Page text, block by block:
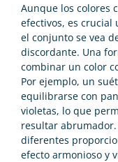
Aunque los colores
efectivos, es
el conjunto se vea
discordante. Una
combinar un color
Por ejemplo, un
equilibrarse con
violetas, lo que
resultar
diferentes
efecto armonioso y